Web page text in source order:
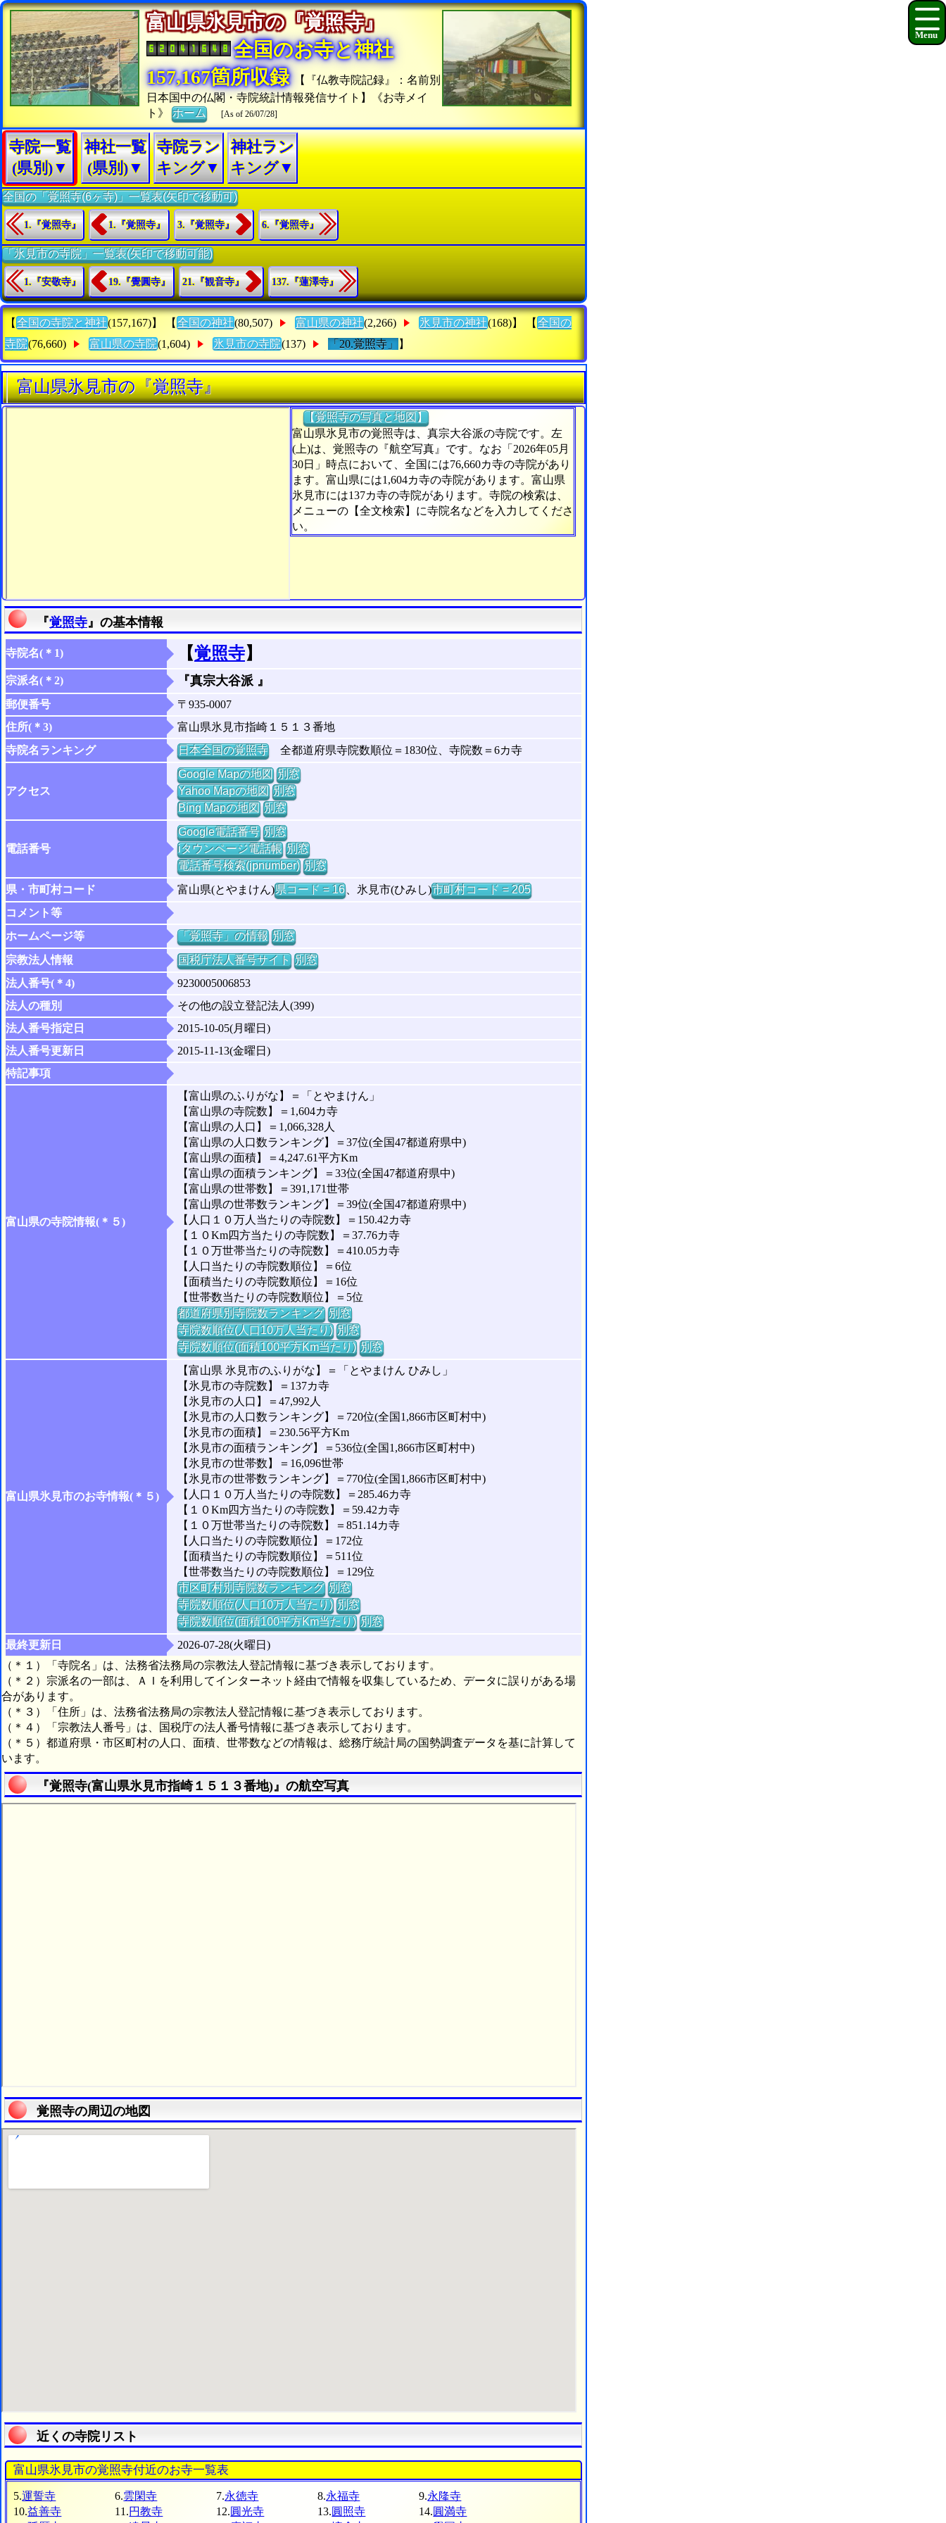
富山県氷見市の『覚照寺』
全国のお寺と神社
157,167箇所収録
【『仏教寺院記録』：名前別
日本国中の仏閣・寺院統計情報発信サイト】《お寺メイ
ト》ホーム [As of 26/07/28]
寺院一覧
(県別)▼
神社一覧
(県別)▼
寺院ラン
キング▼
神社ラン
キング▼
全国の「覚照寺(6ヶ寺)」一覧表(矢印で移動可)
1.『覚照寺』 1.『覚照寺』 3.『覚照寺』 6.『覚照寺』
「氷見市の寺院」一覧表(矢印で移動可能)
1.『安敬寺』 19.『覺圓寺』 21.『観音寺』 137.『蓮澤寺』
【 全国の寺院と神社(157,167)】 【 全国の神社(80,507) 富山県の神社(2,266) 氷見市の神社(168)】 【 全国の
寺院(76,660) 富山県の寺院(1,604) 氷見市の寺院(137) 「20.覚照寺」 】
富山県氷見市の『覚照寺』
【覚照寺の写真と地図】
富山県氷見市の覚照寺は、真宗大谷派の寺院です。左
(上)は、覚照寺の『航空写真』です。なお「2026年05月
30日」時点において、全国には76,660カ寺の寺院があり
ます。富山県には1,604カ寺の寺院があります。富山県
氷見市には137カ寺の寺院があります。寺院の検索は、
メニューの【全文検索】に寺院名などを入力してくださ
い。
『覚照寺』の基本情報
寺院名(＊1) 【覚照寺】
宗派名(＊2) 『真宗大谷派 』
郵便番号
〒935-0007
住所(＊3)
富山県氷見市指崎１５１３番地
寺院名ランキング
日本全国の覚照寺全都道府県寺院数順位＝1830位、寺院数＝6カ寺
アクセス
Google Mapの地図 別窓
Yahoo Mapの地図 別窓
Bing Mapの地図 別窓
電話番号
Google電話番号 別窓
iタウンページ電話帳 別窓
電話番号検索(jpnumber) 別窓
県・市町村コード
富山県(とやまけん)県コード = 16、氷見市(ひみし)市町村コード = 205
コメント等
ホームページ等
「覚照寺」の情報 別窓
宗教法人情報
国税庁法人番号サイト 別窓
法人番号(＊4)
9230005006853
法人の種別
その他の設立登記法人(399)
法人番号指定日
2015-10-05(月曜日)
法人番号更新日
2015-11-13(金曜日)
特記事項
富山県の寺院情報(＊５)
【富山県のふりがな】＝「とやまけん」
【富山県の寺院数】＝1,604カ寺
【富山県の人口】＝1,066,328人
【富山県の人口数ランキング】＝37位(全国47都道府県中)
【富山県の面積】＝4,247.61平方Km
【富山県の面積ランキング】＝33位(全国47都道府県中)
【富山県の世帯数】＝391,171世帯
【富山県の世帯数ランキング】＝39位(全国47都道府県中)
【人口１０万人当たりの寺院数】＝150.42カ寺
【１０Km四方当たりの寺院数】＝37.76カ寺
【１０万世帯当たりの寺院数】＝410.05カ寺
【人口当たりの寺院数順位】＝6位
【面積当たりの寺院数順位】＝16位
【世帯数当たりの寺院数順位】＝5位
都道府県別寺院数ランキング 別窓
寺院数順位(人口10万人当たり) 別窓
寺院数順位(面積100平方Km当たり) 別窓
富山県氷見市のお寺情報(＊５)
【富山県 氷見市のふりがな】＝「とやまけん ひみし」
【氷見市の寺院数】＝137カ寺
【氷見市の人口】＝47,992人
【氷見市の人口数ランキング】＝720位(全国1,866市区町村中)
【氷見市の面積】＝230.56平方Km
【氷見市の面積ランキング】＝536位(全国1,866市区町村中)
【氷見市の世帯数】＝16,096世帯
【氷見市の世帯数ランキング】＝770位(全国1,866市区町村中)
【人口１０万人当たりの寺院数】＝285.46カ寺
【１０Km四方当たりの寺院数】＝59.42カ寺
【１０万世帯当たりの寺院数】＝851.14カ寺
【人口当たりの寺院数順位】＝172位
【面積当たりの寺院数順位】＝511位
【世帯数当たりの寺院数順位】＝129位
市区町村別寺院数ランキング 別窓
寺院数順位(人口10万人当たり) 別窓
寺院数順位(面積100平方Km当たり) 別窓
最終更新日
2026-07-28(火曜日)
（＊１）「寺院名」は、法務省法務局の宗教法人登記情報に基づき表示しております。
（＊２）宗派名の一部は、ＡＩを利用してインターネット経由で情報を収集しているため、データに誤りがある場
合があります。
（＊３）「住所」は、法務省法務局の宗教法人登記情報に基づき表示しております。
（＊４）「宗教法人番号」は、国税庁の法人番号情報に基づき表示しております。
（＊５）都道府県・市区町村の人口、面積、世帯数などの情報は、総務庁統計局の国勢調査データを基に計算して
います。
『覚照寺(富山県氷見市指崎１５１３番地)』の航空写真
覚照寺の周辺の地図
近くの寺院リスト
富山県氷見市の覚照寺付近のお寺一覧表
5.運誓寺 6.雲閑寺 7.永徳寺 8.永福寺 9.永隆寺
10.益善寺 11.円教寺 12.圓光寺 13.圓照寺 14.圓満寺